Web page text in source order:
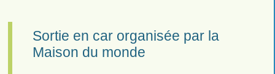
Sortie en car organisée par la
Maison du monde